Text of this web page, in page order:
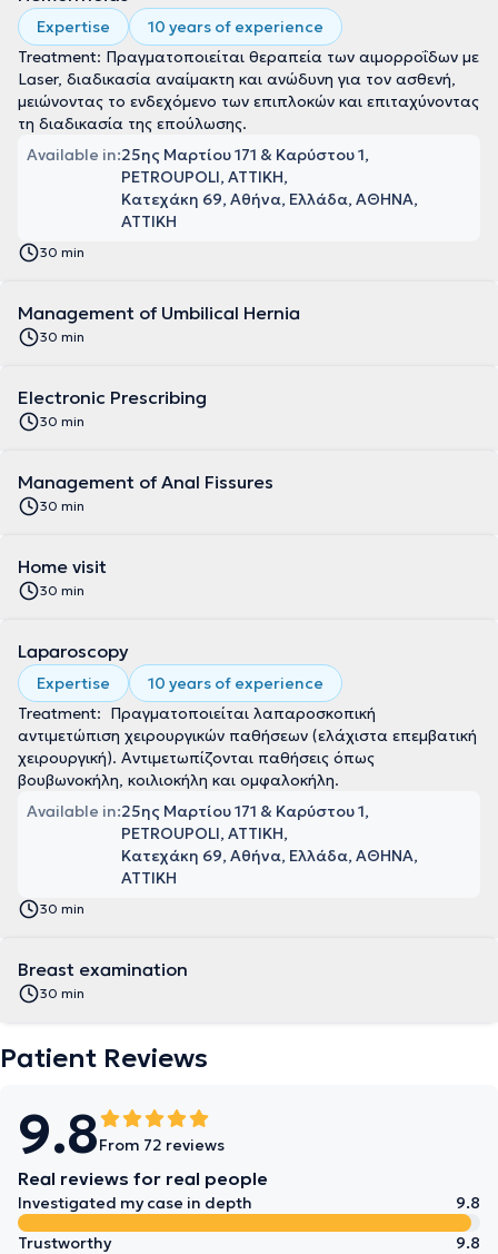
Expertise
10 years of experience
Treatment: Πραγματοποιείται θεραπεία των αιμορροΐδων με
Laser, διαδικασία αναίμακτη και ανώδυνη για τον ασθενή,
μειώνοντας το ενδεχόμενο των επιπλοκών και επιταχύνοντας
τη διαδικασία της επούλωσης.
Available in:25ης Μαρτίου 171 & Καρύστου 1,
PETROUPOLI, ΑΤΤΙΚΗ
Κατεχάκη 69, Αθήνα, Ελλάδα, ΑΘΗΝΑ,
ΑΤΤΙΚΗ
30 min
Management of Umbilical Hernia
30 min
Electronic Prescribing
30 min
Management of Anal Fissures
30 min
Home visit
30 min
Laparoscopy
Expertise
10 years of experience
Treatment: Πραγματοποιείται λαπαροσκοπική
αντιμετώπιση χειρουργικών παθήσεων (ελάχιστα επεμβατική
χειρουργική). Αντιμετωπίζονται παθήσεις όπως
βουβωνοκήλη, κοιλιοκήλη και ομφαλοκήλη.
Available in:25ης Μαρτίου 171 & Καρύστου 1,
PETROUPOLI, ΑΤΤΙΚΗ
Κατεχάκη 69, Αθήνα, Ελλάδα, ΑΘΗΝΑ,
ΑΤΤΙΚΗ
30 min
Breast examination
30 min
Patient Reviews
9.8From 72 reviews
Real reviews for real people
Investigated my case in depth
9.8
Trustworthy
9.8